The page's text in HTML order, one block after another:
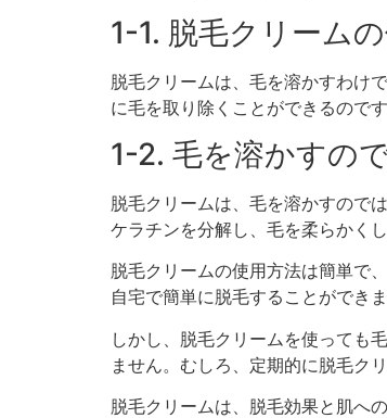
1-1. 脱毛クリーム
脱毛クリームは、毛を溶かすわけ
に毛を取り除くことができるのです
1-2. 毛を溶かすの
脱毛クリームは、毛を溶かすので
ケラチンを分解し、毛を柔らかく
脱毛クリームの使用方法は簡単で
自宅で簡単に脱毛することができま
しかし、脱毛クリームを使っても
ません。むしろ、定期的に脱毛ク
脱毛クリームは、脱毛効果と肌へ